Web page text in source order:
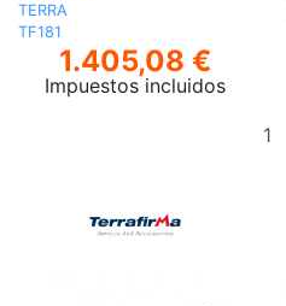
TERRA
TF181
1.405,08 €
Impuestos incluidos